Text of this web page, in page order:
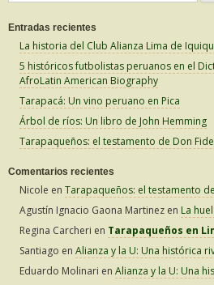
s
Entradas recientes
La historia del Club Alianza Lima de
5 históricos futbolistas peruanos en el
AfroLatin American Biography
Tarapacá: Un vino peruano en Pica
Árbol de ríos: Un libro de John Hemming
Tarapaqueños: el testamento de Don
Comentarios recientes
Nicole en Tarapaqueños: el testamento
Agustín Ignacio Gaona Martinez en La
Regina Carcheri en Tarapaqueños en
Santiago en Alianza y la U: Una histórica
Eduardo Molinari en Alianza y la U: Una